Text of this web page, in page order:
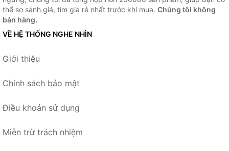
thể so sánh giá, tìm giá rẻ nhất trước khi mua. Chúng tôi không
bán hàng.
VỀ HỆ THỐNG NGHE NHÌN
Giới thiệu
Chính sách bảo mật
Điều khoản sử dụng
Miễn trừ trách nhiệm